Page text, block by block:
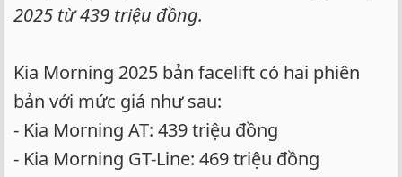
2025 từ 439 triệu đồng.
Kia Morning 2025 bản facelift có hai phiên
bản với mức giá như sau:
- Kia Morning AT: 439 triệu đồng
- Kia Morning GT-Line: 469 triệu đồng